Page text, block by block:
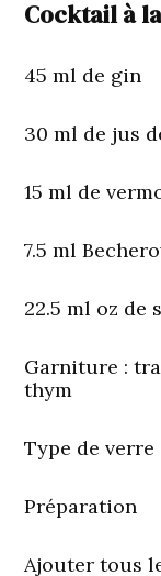
Cocktail à
45 ml de gin
30 ml de jus
15 ml de
7.5 ml
22.5 ml oz de
Garniture :
thym
Type de verre
Préparation
Ajouter tous